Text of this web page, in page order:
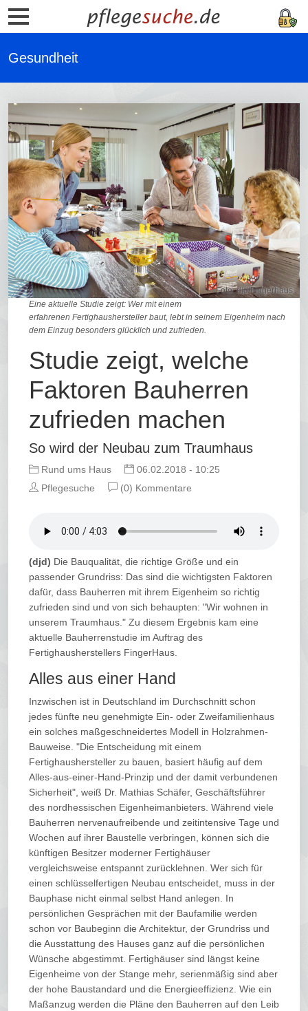
Gesundheit
Foto: djd/Fingerhaus
Eine aktuelle Studie zeigt: Wer mit einem
erfahrenen Fertighaushersteller baut, lebt in seinem Eigenheim nach
dem Einzug besonders glücklich und zufrieden.
Studie zeigt, welche
Faktoren Bauherren
zufrieden machen
So wird der Neubau zum Traumhaus
Rund ums Haus
06.02.2018 - 10:25
Pflegesuche
(0) Kommentare
(djd) Die Bauqualität, die richtige Größe und ein
passender Grundriss: Das sind die wichtigsten Faktoren
dafür, dass Bauherren mit ihrem Eigenheim so richtig
zufrieden sind und von sich behaupten: "Wir wohnen in
unserem Traumhaus." Zu diesem Ergebnis kam eine
aktuelle Bauherrenstudie im Auftrag des
Fertighausherstellers FingerHaus.
Alles aus einer Hand
Inzwischen ist in Deutschland im Durchschnitt schon
jedes fünfte neu genehmigte Ein- oder Zweifamilienhaus
ein solches maßgeschneidertes Modell in Holzrahmen-
Bauweise. "Die Entscheidung mit einem
Fertighaushersteller zu bauen, basiert häufig auf dem
Alles-aus-einer-Hand-Prinzip und der damit verbundenen
Sicherheit", weiß Dr. Mathias Schäfer, Geschäftsführer
des nordhessischen Eigenheimanbieters. Während viele
Bauherren nervenaufreibende und zeitintensive Tage und
Wochen auf ihrer Baustelle verbringen, können sich die
künftigen Besitzer moderner Fertighäuser
vergleichsweise entspannt zurücklehnen. Wer sich für
einen schlüsselfertigen Neubau entscheidet, muss in der
Bauphase nicht einmal selbst Hand anlegen. In
persönlichen Gesprächen mit der Baufamilie werden
schon vor Baubeginn die Architektur, der Grundriss und
die Ausstattung des Hauses ganz auf die persönlichen
Wünsche abgestimmt. Fertighäuser sind längst keine
Eigenheime von der Stange mehr, serienmäßig sind aber
der hohe Baustandard und die Energieeffizienz. Wie ein
Maßanzug werden die Pläne den Bauherren auf den Leib